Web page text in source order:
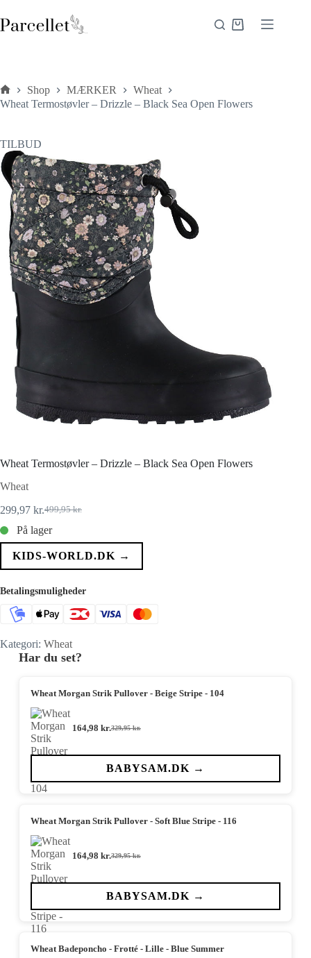
til
indhold
Indkøbskurv
Forside
Shop MÆRKER
Wheat
Wheat Termostøvler – Drizzle – Black Sea Open Flowers
TILBUD
Wheat Termostøvler – Drizzle – Black Sea Open Flowers
Wheat
499,95kr.
Den
oprindelige
pris
var:
299,97 kr.Den
aktuelle
pris
er:
På lager
KIDS-WORLD.DK →
Betalingsmuligheder
Kategori: Wheat
Har du set?
Wheat Morgan Strik Pullover - Beige Stripe - 104
329,95kr.
Den
pris
var:
164,98 kr.Den
pris
er:
BABYSAM.DK →
Wheat Morgan Strik Pullover - Soft Blue Stripe - 116
329,95kr.
Den
pris
var:
164,98 kr.Den
pris
er:
BABYSAM.DK →
Wheat Badeponcho - Frotté - Lille - Blue Summer